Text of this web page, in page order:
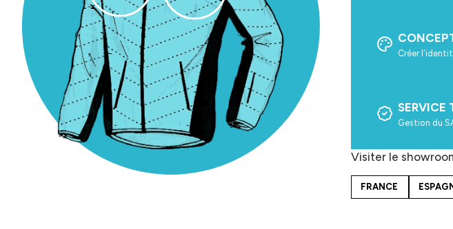
Créer
SERVICE
Gestion du
Visiter le
FRANCE